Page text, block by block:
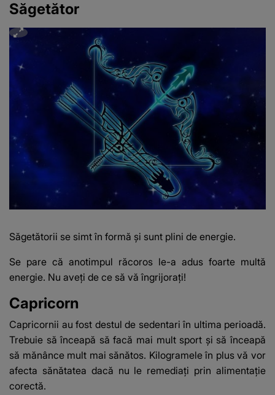
Săgetător
Săgetătorii se simt în formă și sunt plini de energie.
Se pare că anotimpul răcoros le-a adus foarte multă
energie. Nu aveți de ce să vă îngrijorați!
Capricorn
Capricornii au fost destul de sedentari în ultima perioadă.
Trebuie să înceapă să facă mai mult sport și să înceapă
să mănânce mult mai sănătos. Kilogramele în plus vă vor
afecta sănătatea dacă nu le remediați prin alimentație
corectă.